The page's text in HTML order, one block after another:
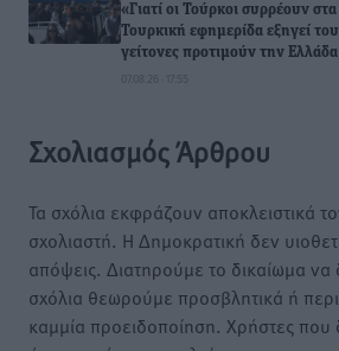
«Γιατί οι Τούρκοι συρρέουν
Τουρκική εφημερίδα εξηγεί
γείτονες προτιμούν την Ελλάδα
07.08.26 · 17:55
Σχολιασμός Άρθρου
Τα σχόλια εκφράζουν αποκλειστικά
σχολιαστή. Η Δημοκρατική δεν
απόψεις. Διατηρούμε το δικαίωμα
σχόλια θεωρούμε προσβλητικά ή
καμμία προειδοποίηση. Χρήστες που